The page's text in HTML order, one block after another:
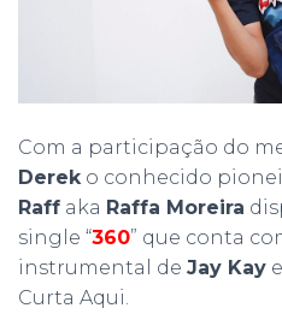
Com a participação do
Dereko conhecido
Raff aka Raffa Moreira
single “360” que conta
instrumental de Jay Kay
Curta Aqui.